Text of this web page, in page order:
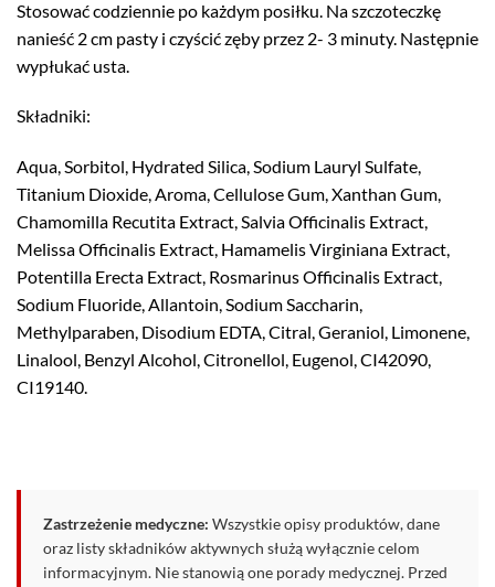
Stosować codziennie po każdym posiłku. Na szczoteczkę
nanieść 2 cm pasty i czyścić zęby przez 2- 3 minuty. Następnie
wypłukać usta.
Składniki:
Aqua, Sorbitol, Hydrated Silica, Sodium Lauryl Sulfate,
Titanium Dioxide, Aroma, Cellulose Gum, Xanthan Gum,
Chamomilla Recutita Extract, Salvia Officinalis Extract,
Melissa Officinalis Extract, Hamamelis Virginiana Extract,
Potentilla Erecta Extract, Rosmarinus Officinalis Extract,
Sodium Fluoride, Allantoin, Sodium Saccharin,
Methylparaben, Disodium EDTA, Citral, Geraniol, Limonene,
Linalool, Benzyl Alcohol, Citronellol, Eugenol, CI42090,
CI19140.
Zastrzeżenie medyczne: Wszystkie opisy produktów, dane
oraz listy składników aktywnych służą wyłącznie celom
informacyjnym. Nie stanowią one porady medycznej. Przed